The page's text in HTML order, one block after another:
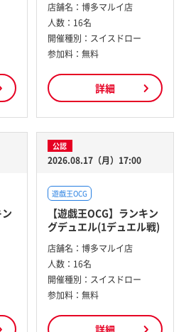
店舗名： 博多マルイ店
人数： 16名
開催種別： スイスドロー
参加料： 無料
詳細
公認
2026.08.17（月）17:00
遊戯王OCG
【遊戯王OCG】ランキン
グデュエル(1デュエル戦)
店舗名： 博多マルイ店
人数： 16名
開催種別： スイスドロー
参加料： 無料